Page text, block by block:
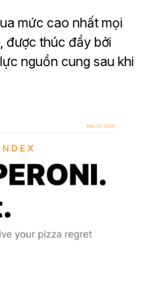
mức cao nhất mọi
, được thúc đẩy bởi
nguồn cung sau khi